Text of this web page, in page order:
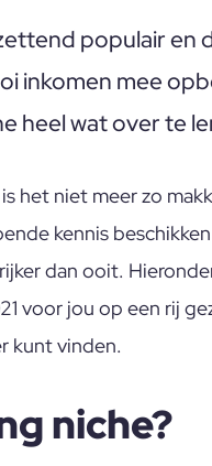
populair en
inkomen mee
heel wat over te
het niet meer zo
kennis
dan ooit.
voor jou op een rij
kunt vinden.
niche?